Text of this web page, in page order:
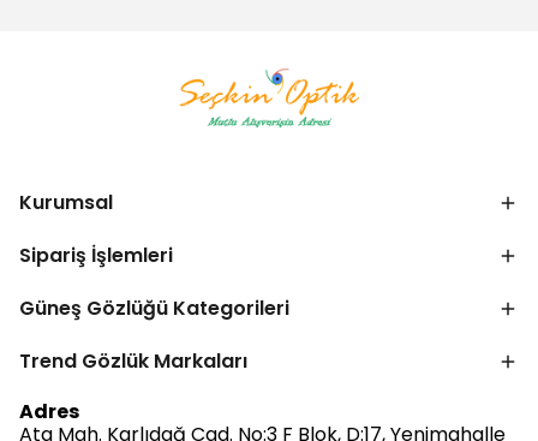
Kurumsal
Sipariş İşlemleri
Güneş Gözlüğü Kategorileri
Trend Gözlük Markaları
Adres
Ata Mah. Karlıdağ Cad. No:3 F Blok, D:17, Yenimahalle